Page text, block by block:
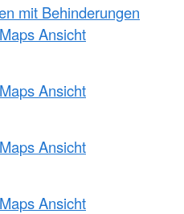
mit Behinderungen
Ansicht
Ansicht
Ansicht
Ansicht